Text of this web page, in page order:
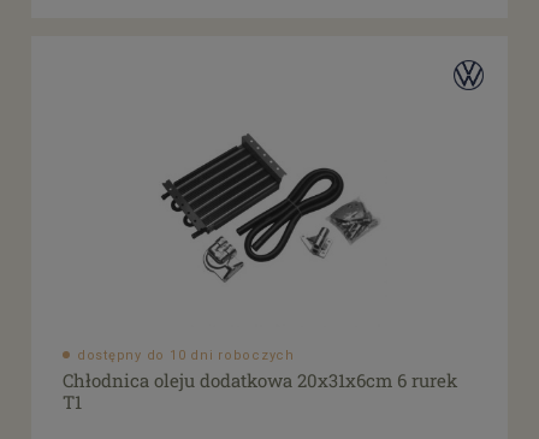
dostępny do 10 dni roboczych
Chłodnica oleju dodatkowa 20x31x6cm 6 rurek
T1